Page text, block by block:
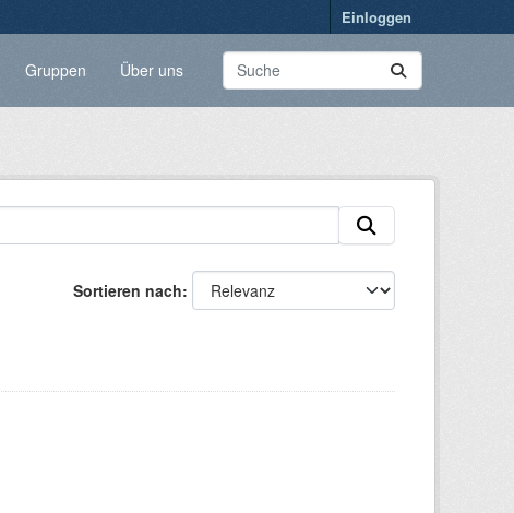
Einloggen
Gruppen Über uns
Sortieren nach